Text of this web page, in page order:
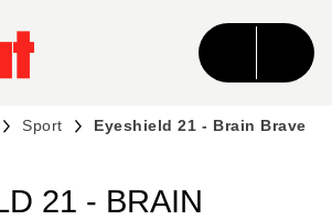
CONTENU
Sport Eyeshield 21 - Brain Brave
21 - BRAIN